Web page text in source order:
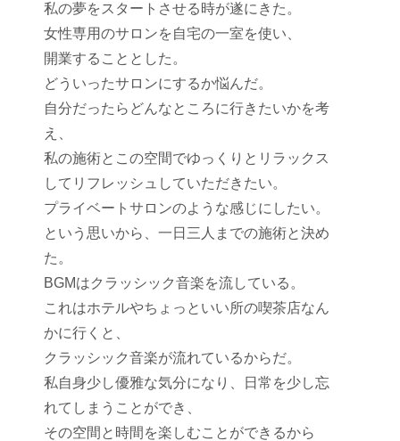
私の夢をスタートさせる時が遂にきた。
女性専用のサロンを自宅の一室を使い、
開業することとした。
どういったサロンにするか悩んだ。
自分だったらどんなところに行きたいかを考
え、
私の施術とこの空間でゆっくりとリラックス
してリフレッシュしていただきたい。
プライベートサロンのような感じにしたい。
という思いから、一日三人までの施術と決め
た。
BGMはクラッシック音楽を流している。
これはホテルやちょっといい所の喫茶店なん
かに行くと、
クラッシック音楽が流れているからだ。
私自身少し優雅な気分になり、日常を少し忘
れてしまうことができ、
その空間と時間を楽しむことができるから